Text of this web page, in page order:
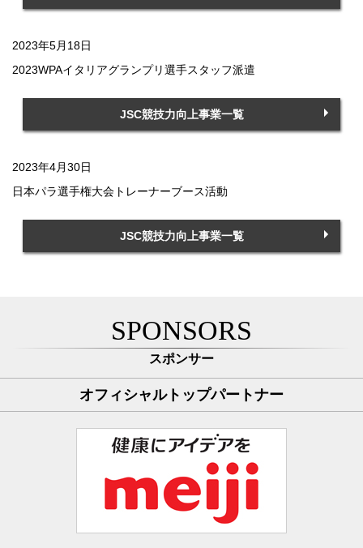
2023年5月18日
2023WPAイタリアグランプリ選手スタッフ派遣
JSC競技力向上事業一覧
2023年4月30日
日本パラ選手権大会トレーナーブース活動
JSC競技力向上事業一覧
SPONSORS
スポンサー
オフィシャルトップパートナー